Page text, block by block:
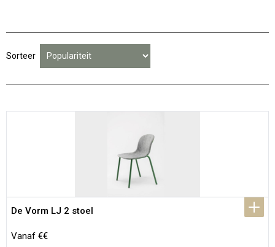
Sorteer
De Vorm LJ 2 stoel
Vanaf €€